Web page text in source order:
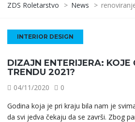
ZDS Roletarstvo > News >
INTERIOR DESIGN
DIZAJN ENTERIJERA: KOJE
TRENDU 2021?
04/11/2020
0
Godina koja je pri kraju bila nam je
da svi jedva čekaju da se završi. Zbog